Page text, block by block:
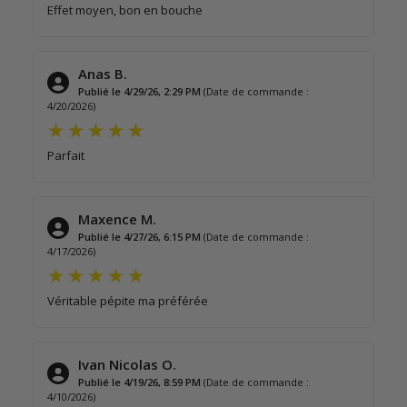
Effet moyen, bon en bouche
Anas B.
Publié le 4/29/26, 2:29 PM (Date de commande :
4/20/2026)
Parfait
Maxence M.
Publié le 4/27/26, 6:15 PM (Date de commande :
4/17/2026)
Véritable pépite ma préférée
Ivan Nicolas O.
Publié le 4/19/26, 8:59 PM (Date de commande :
4/10/2026)